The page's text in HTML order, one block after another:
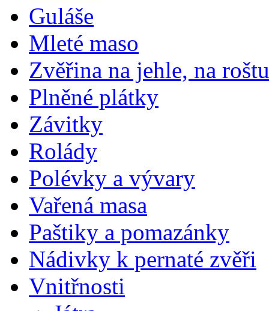
Guláše
Mleté maso
Zvěřina na jehle, na roštu
Plněné plátky
Závitky
Rolády
Polévky a vývary
Vařená masa
Paštiky a pomazánky
Nádivky k pernaté zvěři
Vnitřnosti